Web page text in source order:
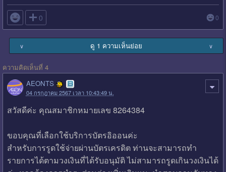
 0 0
∨ ดู 1 ความเห็นย่อย ∨
ความคิดเห็นที่ 4
AEONTS
04 กรกฎาคม 2567 เวลา 10:43:49 น.
สวัสดีค่ะ คุณสมาชิกหมายเลข 8264384
ขอบคุณที่เลือกใช้บริการบัตรอิออนค่ะ
สำหรับการรูดใช้จ่ายผ่านบัตรเครดิต ท่านจะสามารถทำ
รายการได้ตามวงเงินที่ได้รับอนุมัติ ไม่สามารถรูดเกินวงเงินได้